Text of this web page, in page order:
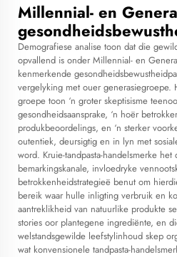
Millennial- en
Demografiese analise toon dat die
opvallend is onder Millennial- en
kenmerkende
vergelyking met ouer generasiegroepe.
groepe toon ‘n groter skeptisisme
gesondheidsaansprake, ‘n hoër
produkbeoordelings, en ‘n sterker
outentiek, deursigtig en in lyn met
word. Kruie-tandpasta-handelsmerke
bemarkingskanale, invloedryke
betrokkenheidstrategieë benut om
bereik waar hulle inligting verbruik en
aantreklikheid van natuurlike produkte
stories oor plantegene ingrediënte, en
welstandsgewilde leefstylinhoud skep
wat konvensionele tandpasta-